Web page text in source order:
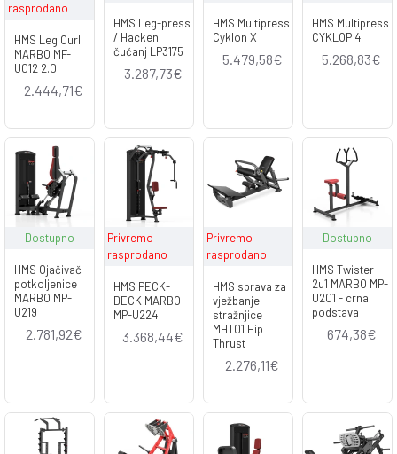
rasprodano
HMS Leg Curl
MARBO MF-
U012 2.0
2.444,71€
HMS Leg-press
/ Hacken
čučanj LP3175
3.287,73€
HMS Multipress
Cyklon X
5.479,58€
HMS Multipress
CYKLOP 4
5.268,83€
Dostupno
HMS Ojačivač
potkoljenice
MARBO MP-
U219
2.781,92€
Privremo
rasprodano
HMS PECK-
DECK MARBO
MP-U224
3.368,44€
Privremo
rasprodano
HMS sprava za
vježbanje
stražnjice
MHT01 Hip
Thrust
2.276,11€
Dostupno
HMS Twister
2u1 MARBO MP-
U201 - crna
podstava
674,38€